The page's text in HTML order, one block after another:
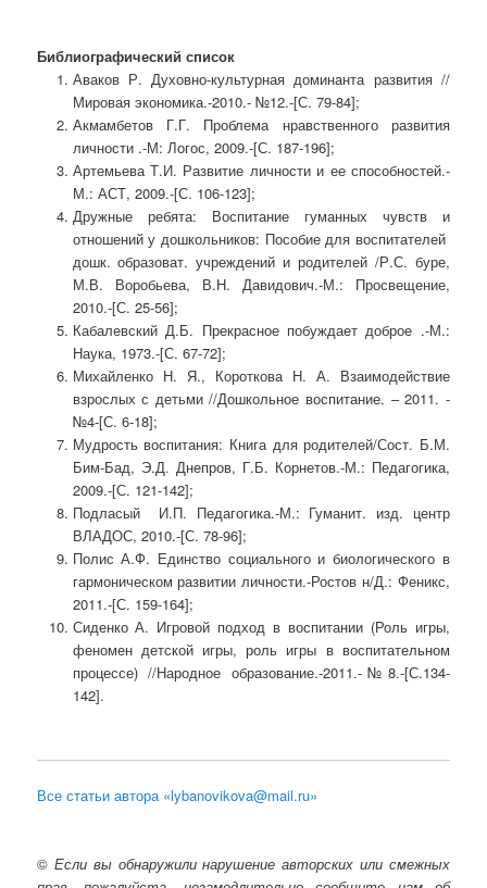
Библиографический список
Аваков Р. Духовно-культурная доминанта развития //
Мировая экономика.-2010.- №12.-[С. 79-84];
Акмамбетов Г.Г. Проблема нравственного развития
личности .-М: Логос, 2009.-[С. 187-196];
Артемьева Т.И. Развитие личности и ее способностей.-
М.: АСТ, 2009.-[С. 106-123];
Дружные ребята: Воспитание гуманных чувств и
отношений у дошкольников: Пособие для воспитателей
дошк. образоват. учреждений и родителей /Р.С. буре,
М.В. Воробьева, В.Н. Давидович.-М.: Просвещение,
2010.-[С. 25-56];
Кабалевский Д.Б. Прекрасное побуждает доброе .-М.:
Наука, 1973.-[С. 67-72];
Михайленко Н. Я., Короткова Н. А. Взаимодействие
взрослых с детьми //Дошкольное воспитание. – 2011. -
№4-[С. 6-18];
Мудрость воспитания: Книга для родителей/Сост. Б.М.
Бим-Бад, Э.Д. Днепров, Г.Б. Корнетов.-М.: Педагогика,
2009.-[С. 121-142];
Подласый И.П. Педагогика.-М.: Гуманит. изд. центр
ВЛАДОС, 2010.-[С. 78-96];
Полис А.Ф. Единство социального и биологического в
гармоническом развитии личности.-Ростов н/Д.: Феникс,
2011.-[С. 159-164];
Сиденко А. Игровой подход в воспитании (Роль игры,
феномен детской игры, роль игры в воспитательном
процессе) //Народное образование.-2011.-№8.-[С.134-
142].
Все статьи автора «lybanovikova@mail.ru»
© Если вы обнаружили нарушение авторских или смежных